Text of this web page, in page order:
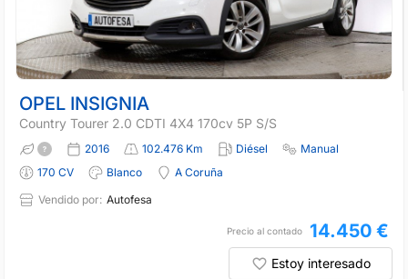
OPEL INSIGNIA
Country Tourer 2.0 CDTI 4X4 170cv 5P S/S
2016 102.476 Km Diésel
Manual
170 CV
Blanco
A Coruña
Vendido por: Autofesa
Precio al contado 14.450 €
Estoy interesado